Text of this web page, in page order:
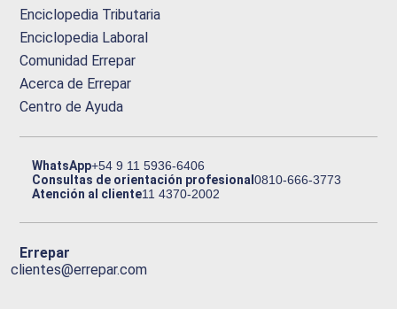
Enciclopedia Tributaria
Enciclopedia Laboral
Comunidad Errepar
Acerca de Errepar
Centro de Ayuda
WhatsApp+54 9 11 5936-6406
Consultas de orientación profesional0810-666-3773
Atención al cliente11 4370-2002
Errepar
clientes@errepar.com